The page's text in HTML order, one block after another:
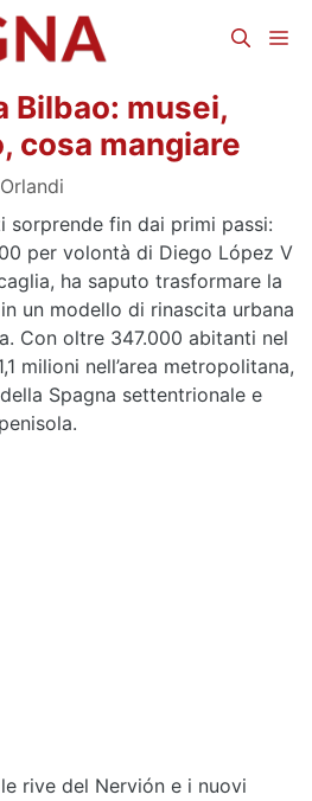
Bilbao: musei,
cosa mangiare
sorprende fin dai primi passi:
per volontà di Diego López V
ha saputo trasformare la
un modello di rinascita urbana
Con oltre 347.000 abitanti nel
milioni nell’area metropolitana,
Spagna settentrionale e
rive del Nervión e i nuovi